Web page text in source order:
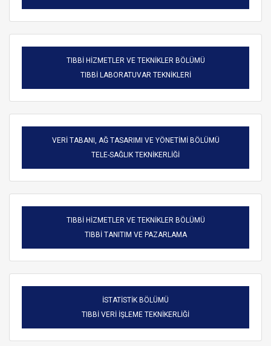
TIBBİ HİZMETLER VE TEKNİKLER BÖLÜMÜ
TIBBİ LABORATUVAR TEKNİKLERİ
VERİ TABANI, AĞ TASARIMI VE YÖNETİMİ BÖLÜMÜ
TELE-SAĞLIK TEKNİKERLİĞİ
TIBBİ HİZMETLER VE TEKNİKLER BÖLÜMÜ
TIBBİ TANITIM VE PAZARLAMA
İSTATİSTİK BÖLÜMÜ
TIBBİ VERİ İŞLEME TEKNİKERLİĞİ